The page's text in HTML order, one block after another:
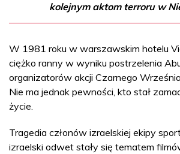
kolejnym aktom terroru w
W 1981 roku w warszawskim hotelu
ciężko ranny w wyniku postrzelenia
organizatorów akcji Czarnego
Nie ma jednak pewności, kto stał
życie.
Tragedia członów izraelskiej ekipy
izraelski odwet stały się tematem